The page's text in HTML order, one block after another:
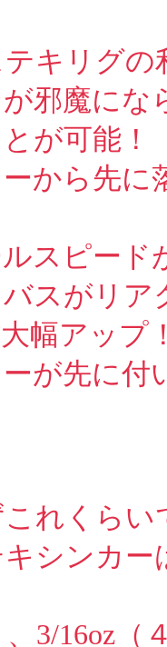
キリグの
が邪魔に
が可能！
ら先に
スピード
がリア
幅アップ
先に付
れくらい
シンカー
、3/16oz（